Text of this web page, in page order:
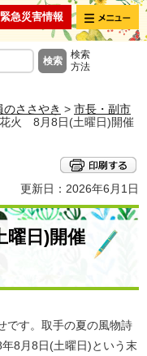
緊急災害情報 メニュー
検索
方法
ささやき > 市長・副市
火 8月8日(土曜日)開催
更新日：2026年6月1日
日)開催
です。取手の夏の風物詩
年8月8日(土曜日)という末